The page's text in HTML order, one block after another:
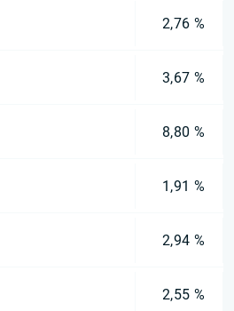
2,76 %
3,67 %
8,80 %
1,91 %
2,94 %
2,55 %